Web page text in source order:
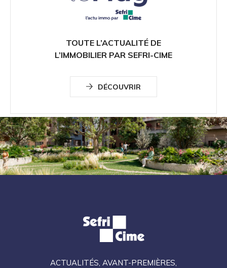
TOUTE L’ACTUALITÉ DE
L’IMMOBILIER PAR SEFRI-CIME
DÉCOUVRIR
ACTUALITÉS, AVANT-PREMIÈRES,